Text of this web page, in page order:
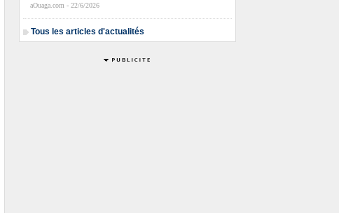
aOuaga.com - 22/6/2026
Tous les articles d'actualités